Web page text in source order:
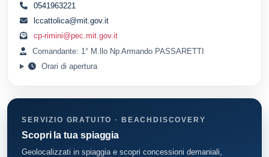
0541963221
lccattolica@mit.gov.it
cp-rimini@pec.mit.gov.it
Comandante: 1° M.llo Np Armando PASSARETTI
Orari di apertura
SERVIZIO GRATUITO · BEACHDISCOVERY
Scopri la tua spiaggia
Geolocalizzati in spiaggia e scopri concessioni demaniali,